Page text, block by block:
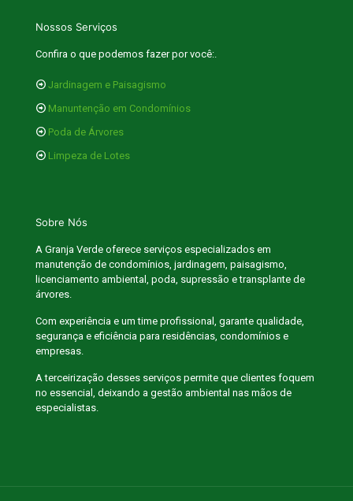
Nossos Serviços
Confira o que podemos fazer por você:.
Jardinagem e Paisagismo
Manuntenção em Condomínios
Poda de Árvores
⁠Limpeza de Lotes
Sobre Nós
A Granja Verde oferece serviços especializados em
manutenção de condomínios, jardinagem, paisagismo,
licenciamento ambiental, poda, supressão e transplante de
árvores.
Com experiência e um time profissional, garante qualidade,
segurança e eficiência para residências, condomínios e
empresas.
A terceirização desses serviços permite que clientes foquem
no essencial, deixando a gestão ambiental nas mãos de
especialistas.